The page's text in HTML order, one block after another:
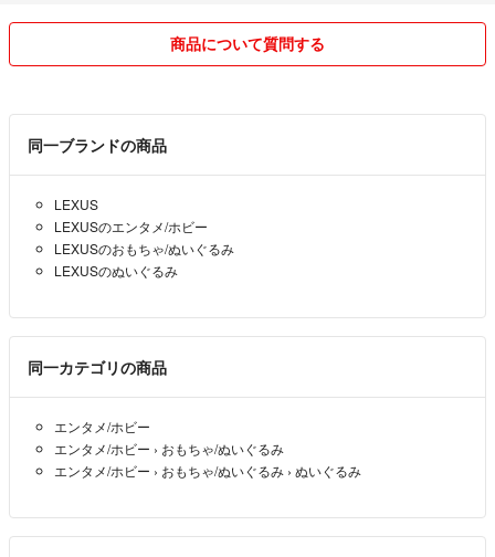
商品について質問する
同一ブランドの商品
LEXUS
LEXUSのエンタメ/ホビー
LEXUSのおもちゃ/ぬいぐるみ
LEXUSのぬいぐるみ
同一カテゴリの商品
エンタメ/ホビー
エンタメ/ホビー › おもちゃ/ぬいぐるみ
エンタメ/ホビー › おもちゃ/ぬいぐるみ › ぬいぐるみ